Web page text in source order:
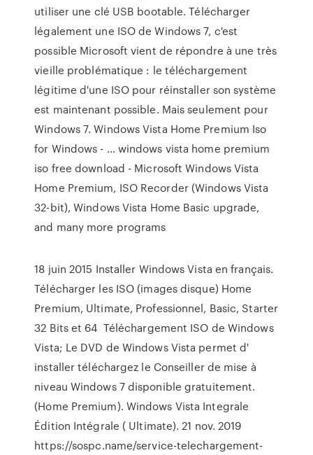
utiliser une clé USB bootable. Télécharger
légalement une ISO de Windows 7, c'est
possible Microsoft vient de répondre à une très
vieille problématique : le téléchargement
légitime d'une ISO pour réinstaller son système
est maintenant possible. Mais seulement pour
Windows 7. Windows Vista Home Premium Iso
for Windows - … windows vista home premium
iso free download - Microsoft Windows Vista
Home Premium, ISO Recorder (Windows Vista
32-bit), Windows Vista Home Basic upgrade,
and many more programs
18 juin 2015 Installer Windows Vista en français.
Télécharger les ISO (images disque) Home
Premium, Ultimate, Professionnel, Basic, Starter
32 Bits et 64 Téléchargement ISO de Windows
Vista; Le DVD de Windows Vista permet d'
installer téléchargez le Conseiller de mise à
niveau Windows 7 disponible gratuitement.
(Home Premium). Windows Vista Integrale
Édition Intégrale ( Ultimate). 21 nov. 2019
https://sospc.name/service-telechargement-